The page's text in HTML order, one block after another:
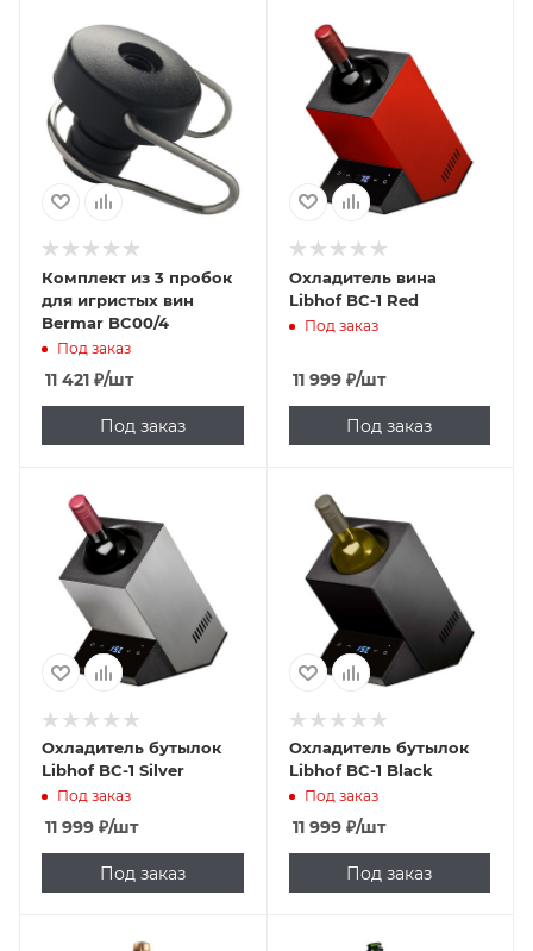
Комплект из 3 пробок
для игристых вин
Bermar BC00/4
Под заказ
11 421 ₽/шт
Под заказ
Охладитель вина
Libhof BC-1 Red
Под заказ
11 999₽/шт
Под заказ
Охладитель бутылок
Libhof BC-1 Silver
Под заказ
11 999 ₽/шт
Под заказ
Охладитель бутылок
Libhof BC-1 Black
Под заказ
11 999₽/шт
Под заказ